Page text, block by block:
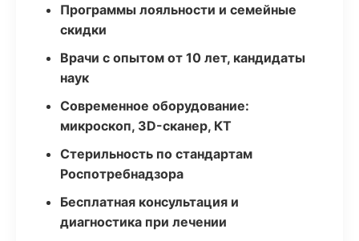
Программы лояльности и семейные
скидки
Врачи с опытом от 10 лет, кандидаты
наук
Современное оборудование:
микроскоп, 3D-сканер, КТ
Стерильность по стандартам
Роспотребнадзора
Бесплатная консультация и
диагностика при лечении